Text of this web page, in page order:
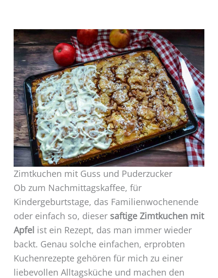
Zimtkuchen mit Guss und Puderzucker
Ob zum Nachmittagskaffee, für
Kindergeburtstage, das Familienwochenende
oder einfach so, dieser saftige Zimtkuchen mit
Apfel ist ein Rezept, das man immer wieder
backt. Genau solche einfachen, erprobten
Kuchenrezepte gehören für mich zu einer
liebevollen Alltagsküche und machen den